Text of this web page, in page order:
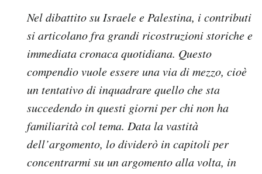
Sport
Mondiali calcio 2026
NEWSLETTER
I MIEI PREFERITI
Nel dibattito su Israele e Palestina, i contributi
si articolano fra grandi ricostruzioni storiche e
immediata cronaca quotidiana. Questo
compendio vuole essere una via di mezzo, cioè
un tentativo di inquadrare quello che sta
succedendo in questi giorni per chi non ha
familiarità col tema. Data la vastità
dell’argomento, lo dividerò in capitoli per
concentrarmi su un argomento alla volta, in